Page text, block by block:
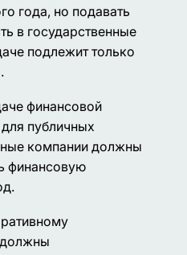
года, но подавать
в государственные
подлежит только
финансовой
для публичных
компании должны
финансовую